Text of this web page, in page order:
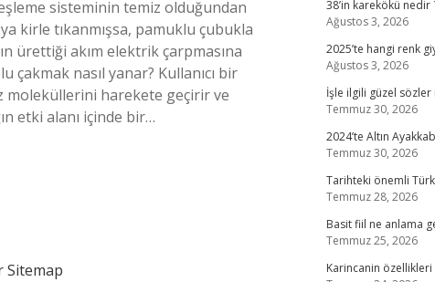
sisteminin temiz olduğundan
kirle tıkanmışsa, pamuklu çubukla
ürettiği akım elektrik çarpmasına
çakmak nasıl yanar? Kullanıcı bir
moleküllerini harekete geçirir ve
etki alanı içinde bir…
Sitemap
38’in karekökü nedir
Ağustos 3, 2026
2025’te hangi renk
Ağustos 3, 2026
İşle ilgili güzel sözler
Temmuz 30, 2026
2024’te Altın
Temmuz 30, 2026
Tarihteki önemli
Temmuz 28, 2026
Basit fiil ne anlama
Temmuz 25, 2026
Karincanin